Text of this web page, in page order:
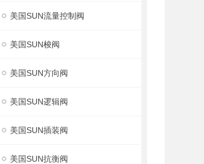
美国SUN流量控制阀
美国SUN梭阀
美国SUN方向阀
美国SUN逻辑阀
美国SUN插装阀
美国SUN抗衡阀